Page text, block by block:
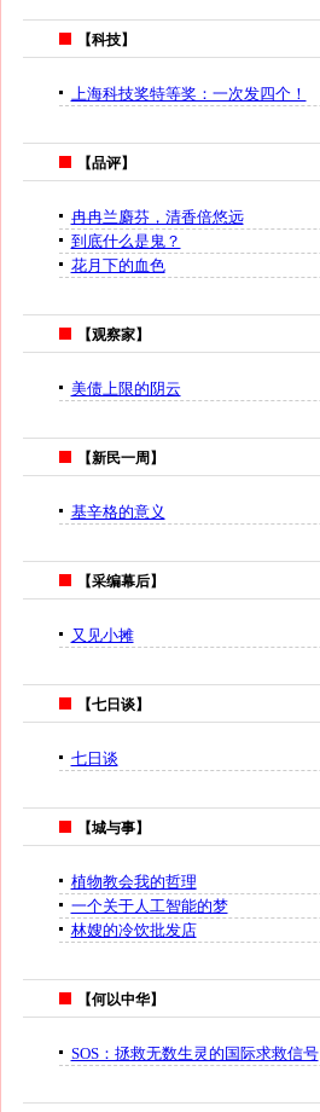
【科技】
上海科技奖特等奖：一次发四个！
【品评】
冉冉兰麝芬，清香倍悠远
到底什么是鬼？
花月下的血色
【观察家】
美债上限的阴云
【新民一周】
基辛格的意义
【采编幕后】
又见小摊
【七日谈】
七日谈
【城与事】
植物教会我的哲理
一个关于人工智能的梦
林嫂的冷饮批发店
【何以中华】
SOS：拯救无数生灵的国际求救信号